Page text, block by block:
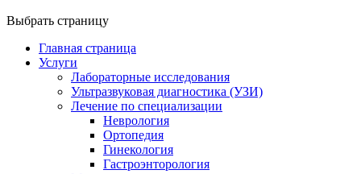
Выбрать страницу
Главная страница
Услуги
Лабораторные исследования
Ультразвуковая диагностика (УЗИ)
Лечение по специализации
Неврология
Ортопедия
Гинекология
Гастроэнторология